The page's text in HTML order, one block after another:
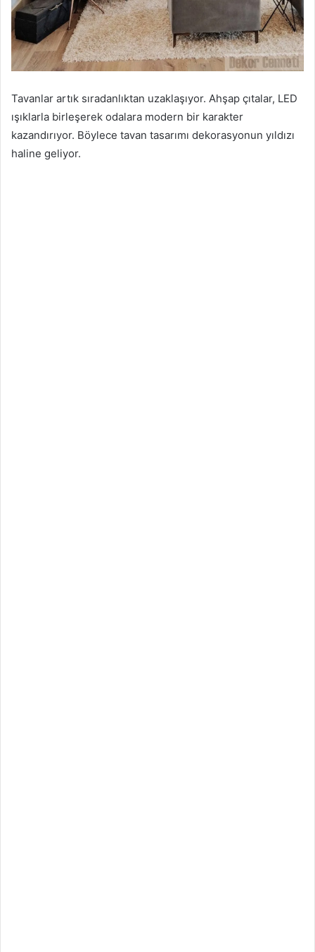
Tavanlar artık sıradanlıktan uzaklaşıyor. Ahşap çıtalar, LED
ışıklarla birleşerek odalara modern bir karakter
kazandırıyor. Böylece tavan tasarımı dekorasyonun yıldızı
haline geliyor.